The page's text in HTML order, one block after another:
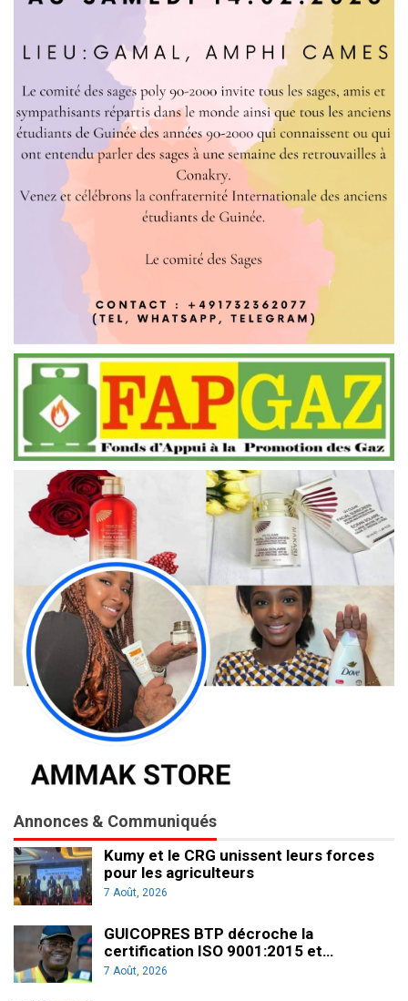
Annonces & Communiqués
Kumy et le CRG unissent leurs forces
pour les agriculteurs
7 Août, 2026
GUICOPRES BTP décroche la
certification ISO 9001:2015 et…
7 Août, 2026